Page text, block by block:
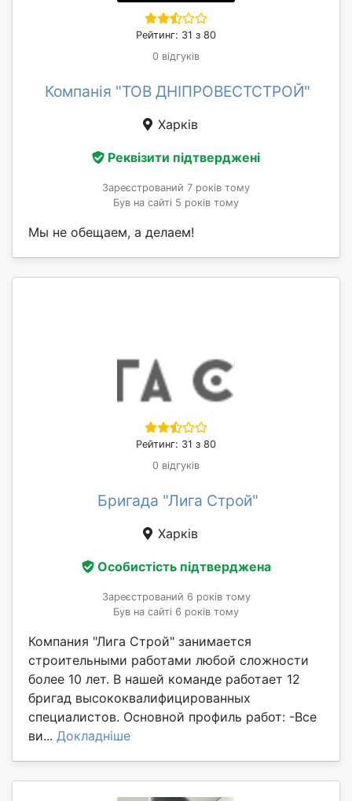
Рейтинг: 31 з 80
0 відгуків
Компанія "ТОВ ДНІПРОВЕСТСТРОЙ"
Харків
Реквізити підтверджені
Зареєстрований 7 років тому
Був на сайті 5 років тому
Мы не обещаем, а делаем!
Рейтинг: 31 з 80
0 відгуків
Бригада "Лига Строй"
Харків
Особистість підтверджена
Зареєстрований 6 років тому
Був на сайті 6 років тому
Компания "Лига Строй" занимается
строительными работами любой сложности
более 10 лет. В нашей команде работает 12
бригад высококвалифицированных
специалистов. Основной профиль работ: -Все
ви... Докладніше